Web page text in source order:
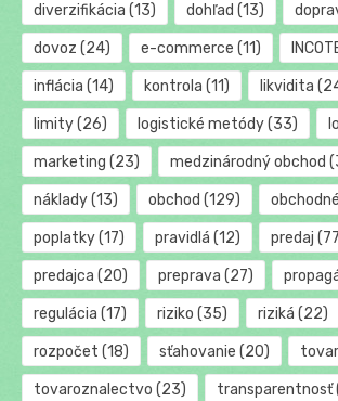
diverzifikácia (13) dohľad (13)
dovoz (24) e-commerce (11)
inflácia (14) kontrola (11) likvidita
limity(26) logistické metódy(33)
marketing (23) medzinárodný obchod
náklady(13) obchod (129)
poplatky(17) pravidlá (12) predaj
predajca (20) preprava (27)
regulácia (17) riziko (35) riziká (22)
rozpočet (18) sťahovanie (20) tovar
tovaroznalectvo (23) transparentnosť